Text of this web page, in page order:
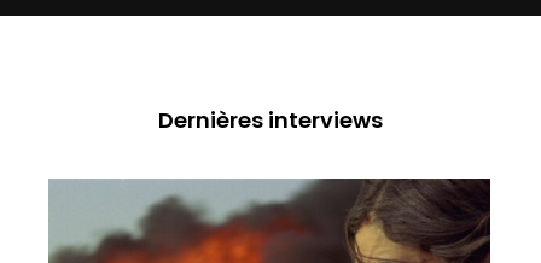
Dernières interviews